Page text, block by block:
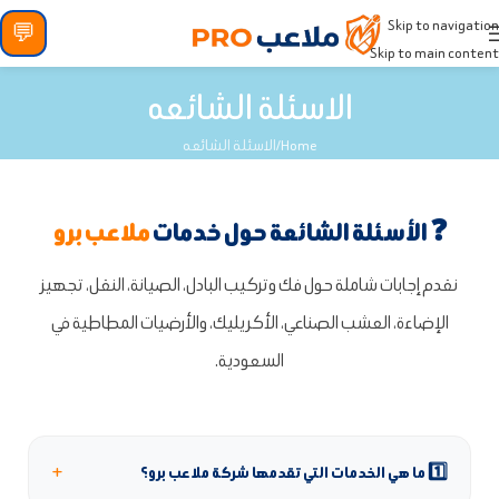
Skip to navigation
Skip to main content
💬
الاسئلة الشائعه
Home الاسئلة الشائعه
❓ الأسئلة الشائعة حول خدماتملاعب برو
نقدم إجابات شاملة حول فك وتركيب البادل، الصيانة، النقل، تجهيز
الإضاءة، العشب الصناعي، الأكريليك، والأرضيات المطاطية في
السعودية.
1️⃣ ما هي الخدمات التي تقدمها شركة ملاعب برو؟ +